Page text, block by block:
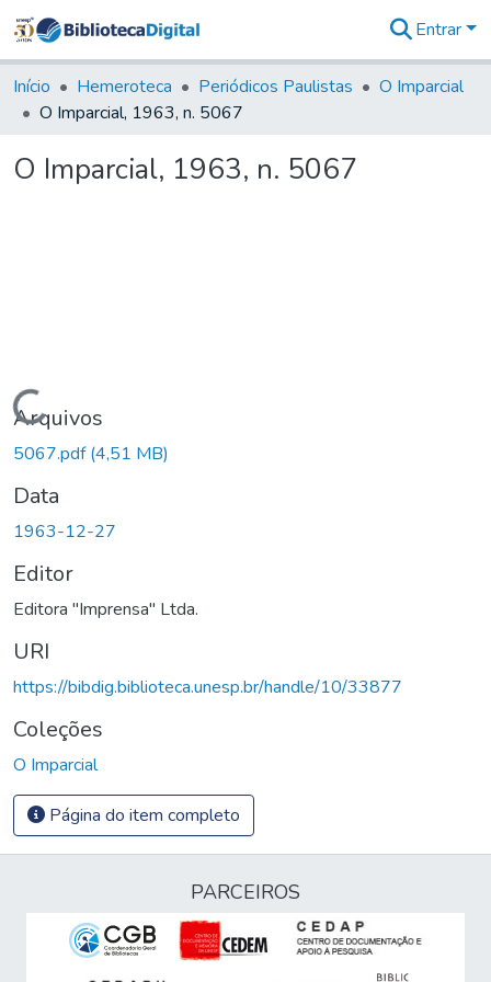
&
Coleções
Tudo na
Digital
Entrar
Início Hemeroteca Periódicos Paulistas
O Imparcial
O Imparcial, 1963, n. 5067
O Imparcial, 1963, n. 5067
Carregando...
Arquivos
5067.pdf(4,51 MB)
Data
1963-12-27
Editor
Editora "Imprensa" Ltda.
URI
https://bibdig.biblioteca.unesp.br/handle/10/33877
Coleções
O Imparcial
Página do item completo
PARCEIROS